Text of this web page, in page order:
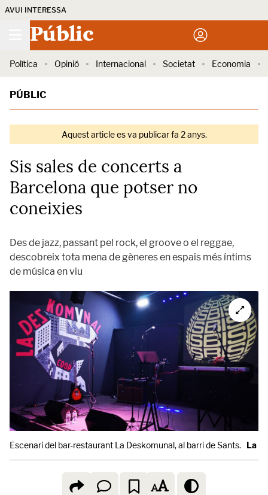
AVUI INTERESSA
Públic
Política Opinió Internacional Societat Economia
PÚBLIC
Aquest article es va publicar fa 2 anys.
Sis sales de concerts a
Barcelona que potser no
coneixies
Des de jazz, passant pel rock, el groove o el reggae,
descobreix tota mena de gèneres en espais més íntims
de música en viu
Escenari del bar-restaurant La Deskomunal, al barri de Sants. La